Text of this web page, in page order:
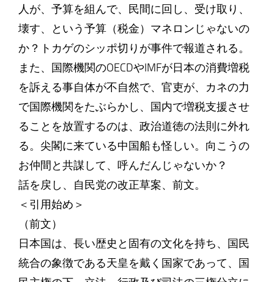
人が、予算を組んで、民間に回し、受け取り、
壊す、という予算（税金）マネロンじゃないの
か？トカゲのシッポ切りが事件で報道される。
また、国際機関のOECDやIMFが日本の消費増税
を訴える事自体が不自然で、官吏が、カネの力
で国際機関をたぶらかし、国内で増税支援させ
ることを放置するのは、政治道徳の法則に外れ
る。尖閣に来ている中国船も怪しい。向こうの
お仲間と共謀して、呼んだんじゃないか？
話を戻し、自民党の改正草案、前文。
＜引用始め＞
（前文）
日本国は、長い歴史と固有の文化を持ち、国民
統合の象徴である天皇を戴く国家であって、国